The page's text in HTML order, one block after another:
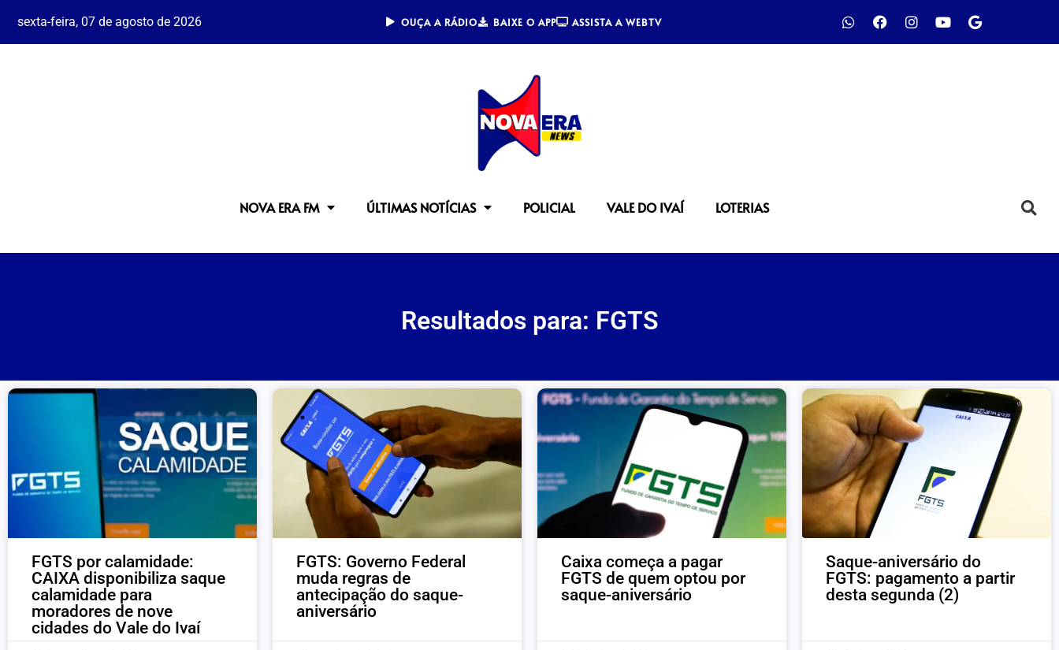
sexta-feira, 07 de agosto de 2026 OUÇA A RÁDIO BAIXE O APP ASSISTA A WEBTV
NOVA ERA FM ÚLTIMAS NOTÍCIAS POLICIAL VALE DO IVAÍ LOTERIAS
Resultados para: FGTS
FGTS por calamidade:
CAIXA disponibiliza saque
calamidade para
moradores de nove
cidades do Vale do Ivaí
FGTS: Governo Federal
muda regras de
antecipação do saque-
aniversário
Caixa começa a pagar
FGTS de quem optou por
saque-aniversário
Saque-aniversário do
FGTS: pagamento a partir
desta segunda (2)